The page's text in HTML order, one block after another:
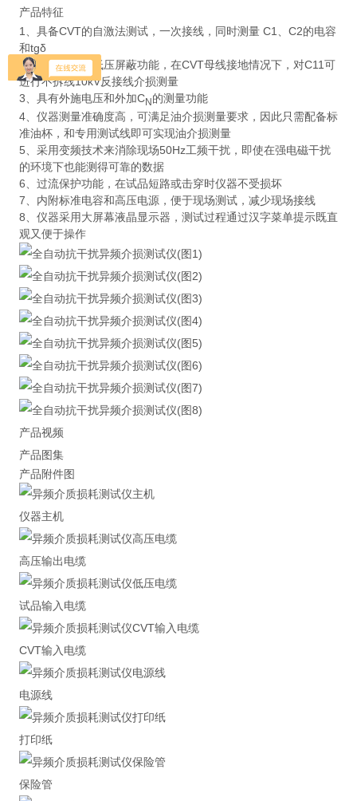
产品特征
1、具备CVT的自激法测试，一次接线，同时测量 C1、C2的电容
和tgδ
2、具有反接线低压屏蔽功能，在CVT母线接地情况下，对C11可
进行不拆线10kV反接线介损测量
3、具有外施电压和外加CN 的测量功能
4、仪器测量准确度高，可满足油介损测量要求，因此只需配备标
准油杯，和专用测试线即可实现油介损测量
5、采用变频技术来消除现场50Hz工频干扰，即使在强电磁干扰
的环境下也能测得可靠的数据
6、过流保护功能，在试品短路或击穿时仪器不受损坏
7、内附标准电容和高压电源，便于现场测试，减少现场接线
8、仪器采用大屏幕液晶显示器，测试过程通过汉字菜单提示既直
观又便于操作
产品视频
产品图集
产品附件图
仪器主机
高压输出电缆
试品输入电缆
CVT输入电缆
电源线
打印纸
保险管